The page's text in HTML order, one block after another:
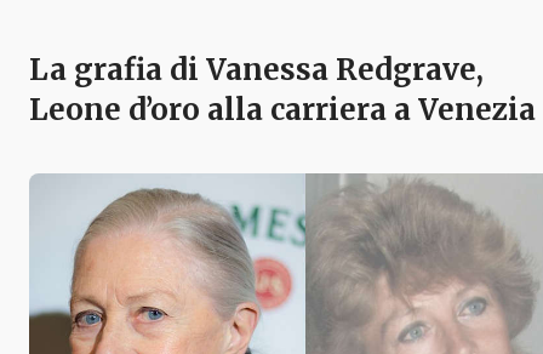
La grafia di Vanessa Redgrave,
Leone d’oro alla carriera a Venezia